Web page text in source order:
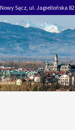
Nowy Sącz, ul. Jagiellońska 82